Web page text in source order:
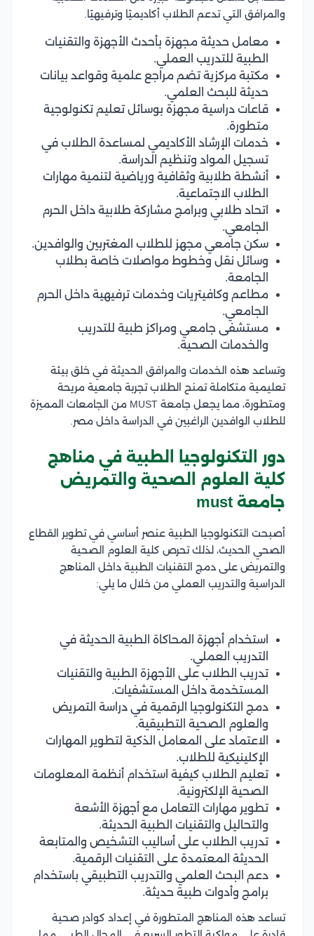
والمرافق التي تدعم الطلاب أكاديميًا وترفيهيًا.
معامل حديثة مجهزة بأحدث الأجهزة والتقنيات
الطبية للتدريب العملي.
مكتبة مركزية تضم مراجع علمية وقواعد بيانات
حديثة للبحث العلمي.
قاعات دراسية مجهزة بوسائل تعليم تكنولوجية
متطورة.
خدمات الإرشاد الأكاديمي لمساعدة الطلاب في
تسجيل المواد وتنظيم الدراسة.
أنشطة طلابية وثقافية ورياضية لتنمية مهارات
الطلاب الاجتماعية.
اتحاد طلابي وبرامج مشاركة طلابية داخل الحرم
الجامعي.
سكن جامعي مجهز للطلاب المغتربين والوافدين.
وسائل نقل وخطوط مواصلات خاصة بطلاب
الجامعة.
مطاعم وكافيتريات وخدمات ترفيهية داخل الحرم
الجامعي.
مستشفى جامعي ومراكز طبية للتدريب
والخدمات الصحية.
وتساعد هذه الخدمات والمرافق الحديثة في خلق بيئة
تعليمية متكاملة تمنح الطلاب تجربة جامعية مريحة
ومتطورة، مما يجعل جامعة MUST من الجامعات المميزة
للطلاب الوافدين الراغبين في الدراسة داخل مصر.
دور التكنولوجيا الطبية في مناهج
كلية العلوم الصحية والتمريض
جامعة must
أصبحت التكنولوجيا الطبية عنصر أساسي في تطوير القطاع
الصحي الحديث، لذلك تحرص كلية العلوم الصحية
والتمريض على دمج التقنيات الطبية داخل المناهج
الدراسية والتدريب العملي من خلال ما يلي:
استخدام أجهزة المحاكاة الطبية الحديثة في
التدريب العملي.
تدريب الطلاب على الأجهزة الطبية والتقنيات
المستخدمة داخل المستشفيات.
دمج التكنولوجيا الرقمية في دراسة التمريض
والعلوم الصحية التطبيقية.
الاعتماد على المعامل الذكية لتطوير المهارات
الإكلينيكية للطلاب.
تعليم الطلاب كيفية استخدام أنظمة المعلومات
الصحية الإلكترونية.
تطوير مهارات التعامل مع أجهزة الأشعة
والتحاليل والتقنيات الطبية الحديثة.
تدريب الطلاب على أساليب التشخيص والمتابعة
الحديثة المعتمدة على التقنيات الرقمية.
دعم البحث العلمي والتدريب التطبيقي باستخدام
برامج وأدوات طبية حديثة.
تساعد هذه المناهج المتطورة في إعداد كوادر صحية